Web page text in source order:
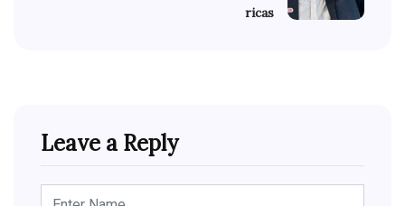
ricas
Leave a Reply